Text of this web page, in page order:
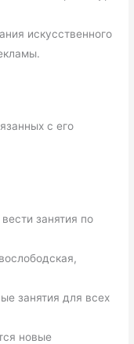
искусственного
с его
занятия по
занятия для всех
новые